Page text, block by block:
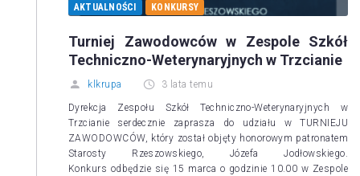
AKTUALNOŚCI KONKURSY
Turniej Zawodowców w Zespole Szkół
Techniczno-Weterynaryjnych w Trzcianie
klkrupa 3 lata temu
Dyrekcja Zespołu Szkół Techniczno-Weterynaryjnych w
Trzcianie serdecznie zaprasza do udziału w TURNIEJU
ZAWODOWCÓW, który został objęty honorowym patronatem
Starosty Rzeszowskiego, Józefa Jodłowskiego.
Konkurs odbędzie się 15 marca o godzinie 10.00 w Zespole